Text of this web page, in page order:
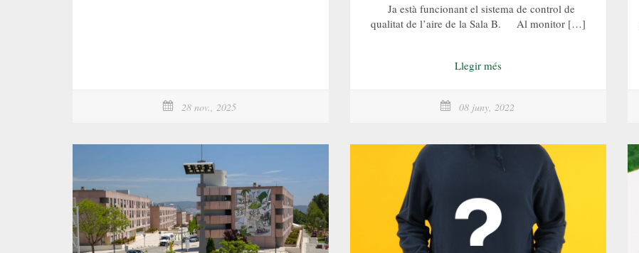
28 nov., 2025
Ja està funcionant el sistema de control de
qualitat de l’aire de la Sala B. Al monitor […]
Llegir més
08 juny, 2022